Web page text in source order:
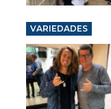
VARIEDADES